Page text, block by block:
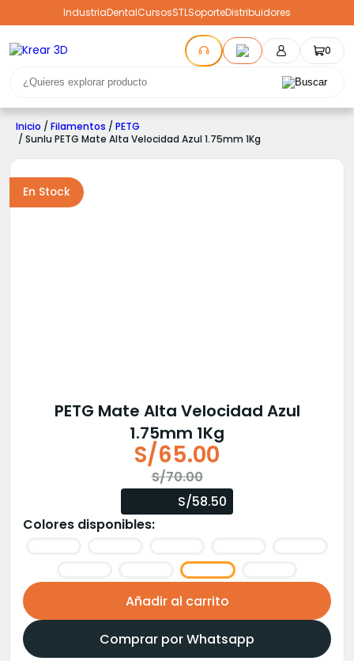
IndustriaDentalCursosSTLSoporteDistribuidores
0
Inicio / Filamentos / PETG
/ Sunlu PETG Mate Alta Velocidad Azul 1.75mm 1Kg
En Stock
PETG Mate Alta Velocidad Azul
1.75mm 1Kg
S/70.00
original
S/65.00
actual
S/58.50
Colores disponibles:
Añadir al carrito
Comprar por Whatsapp